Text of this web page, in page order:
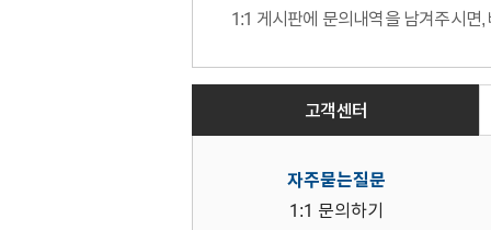
1:1 게시판에 문의내역을 남겨주시면
고객센터
자주묻는질문
1:1 문의하기